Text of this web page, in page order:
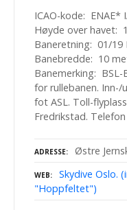
ICAO-kode: ENAE*
Høyde over havet:
Baneretning: 01/
Banebredde: 10
Banemerking: BSL-
for rullebanen.
fot ASL. Toll-
Fredrikstad.
ADRESSE Østre
WEB
Skydive Oslo.
"Hoppfeltet")